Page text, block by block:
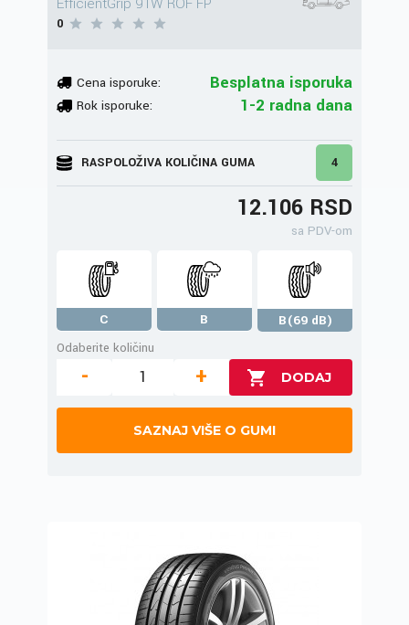
0
Cena isporuke: Besplatna isporuka
Rok isporuke: 1-2 radna dana
RASPOLOŽIVA KOLIČINA GUMA 4
12.106 RSD
sa PDV-om
C B
B(69 dB)
Odaberite količinu
- +
SAZNAJ VIŠE O GUMI